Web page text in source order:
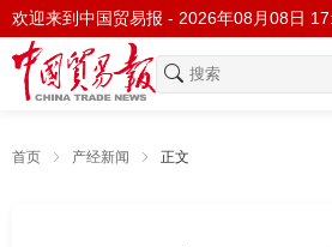
欢迎来到中国贸易报 - 2026年08月08日
首页 产经新闻 正文